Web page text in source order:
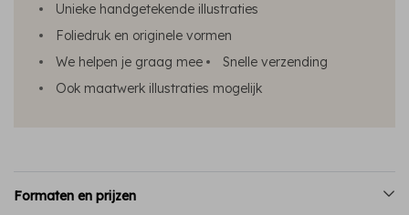
Unieke handgetekende illustraties
Foliedruk en originele vormen
We helpen je graag mee
Snelle verzending
Ook maatwerk illustraties mogelijk
Formaten en prijzen